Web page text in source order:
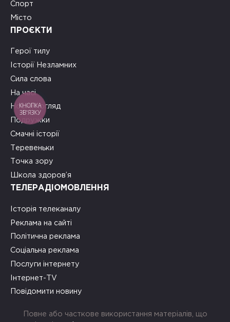
Спорт
Місто
ПРОЄКТИ
Герої тилу
Історії Незламних
Сила слова
На часі
Новий погляд
Подружки
Смачні історії
Теревеньки
Точка зору
Школа здоров’я
ТЕЛЕРАДІОМОВЛЕННЯ
Історія телеканалу
Реклама на сайті
Політична реклама
Соціальна реклама
Послуги інтернету
Інтернет-TV
Повідомити новину
Повне або часткове використання матеріалів, що
КНОПКА
ЗВ'ЯЗКУ